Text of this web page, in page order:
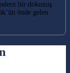
bir dokunuş
önde gelen